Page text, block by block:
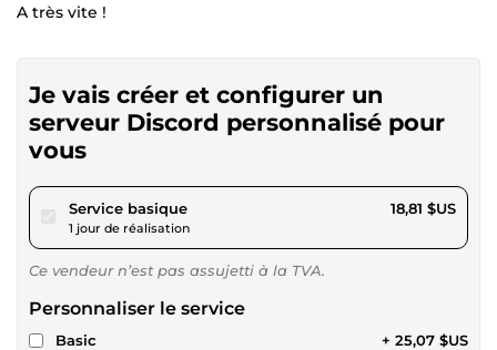
A très vite !
Je vais créer et configurer un
serveur Discord personnalisé pour
vous
Service basiquepour 17,34 $US
1 jour de réalisation
18,81 $US
Ce vendeur n’est pas assujetti à la TVA.
Personnaliser le service
Basic + 25,07 $US